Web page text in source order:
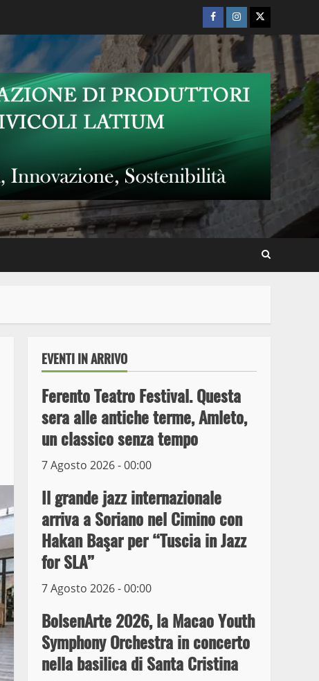
Facebook
Instagram
Twitter
EVENTI IN ARRIVO
Ferento Teatro Festival. Questa
sera alle antiche terme, Amleto,
un classico senza tempo
7 Agosto 2026 - 00:00
Il grande jazz internazionale
arriva a Soriano nel Cimino con
Hakan Başar per “Tuscia in Jazz
for SLA”
7 Agosto 2026 - 00:00
BolsenArte 2026, la Macao Youth
Symphony Orchestra in concerto
nella basilica di Santa Cristina
Wiplanet Baseball supera
il Napoli
4
La Polizia di Stato arresta
il ladro seriale delle auto
in sosta a Viterbo
10 Maggio 2023